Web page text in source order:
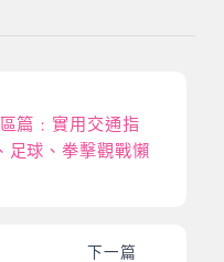
篇﹕實用交通指
足球、拳擊觀戰懶
下一篇